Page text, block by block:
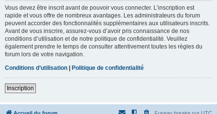
Vous devez être inscrit avant de pouvoir vous connecter. L’inscription est
rapide et vous offre de nombreux avantages. Les administrateurs du forum
peuvent accorder des fonctionnalités supplémentaires aux utilisateurs inscrits.
Avant de vous inscrire, assurez-vous d’avoir pris connaissance de nos
conditions d’utilisation et de notre politique de confidentialité. Veuillez
également prendre le temps de consulter attentivement toutes les règles du
forum lors de votre navigation.
Conditions d’utilisation | Politique de confidentialité
Inscription